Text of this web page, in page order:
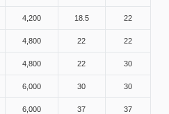
4,200 18.5 22
4,800 22 22
4,800 22 30
6,000 30 30
6,000 37 37